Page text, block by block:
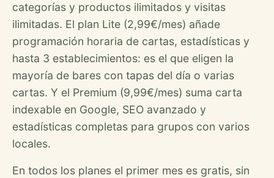
categorías y productos ilimitados y visitas
ilimitadas. El plan Lite (2,99€/mes) añade
programación horaria de cartas, estadísticas y
hasta 3 establecimientos: es el que eligen la
mayoría de bares con tapas del día o varias
cartas. Y el Premium (9,99€/mes) suma carta
indexable en Google, SEO avanzado y
estadísticas completas para grupos con varios
locales.
En todos los planes el primer mes es gratis, sin